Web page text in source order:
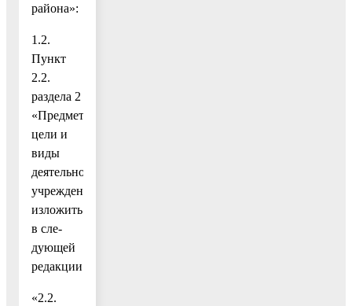
района»:
1.2.
Пункт
2.2.
раздела 2
«Предмет,
цели и
виды
деятельности
учреждения»
изложить
в сле-
дующей
редакции:
«2.2.